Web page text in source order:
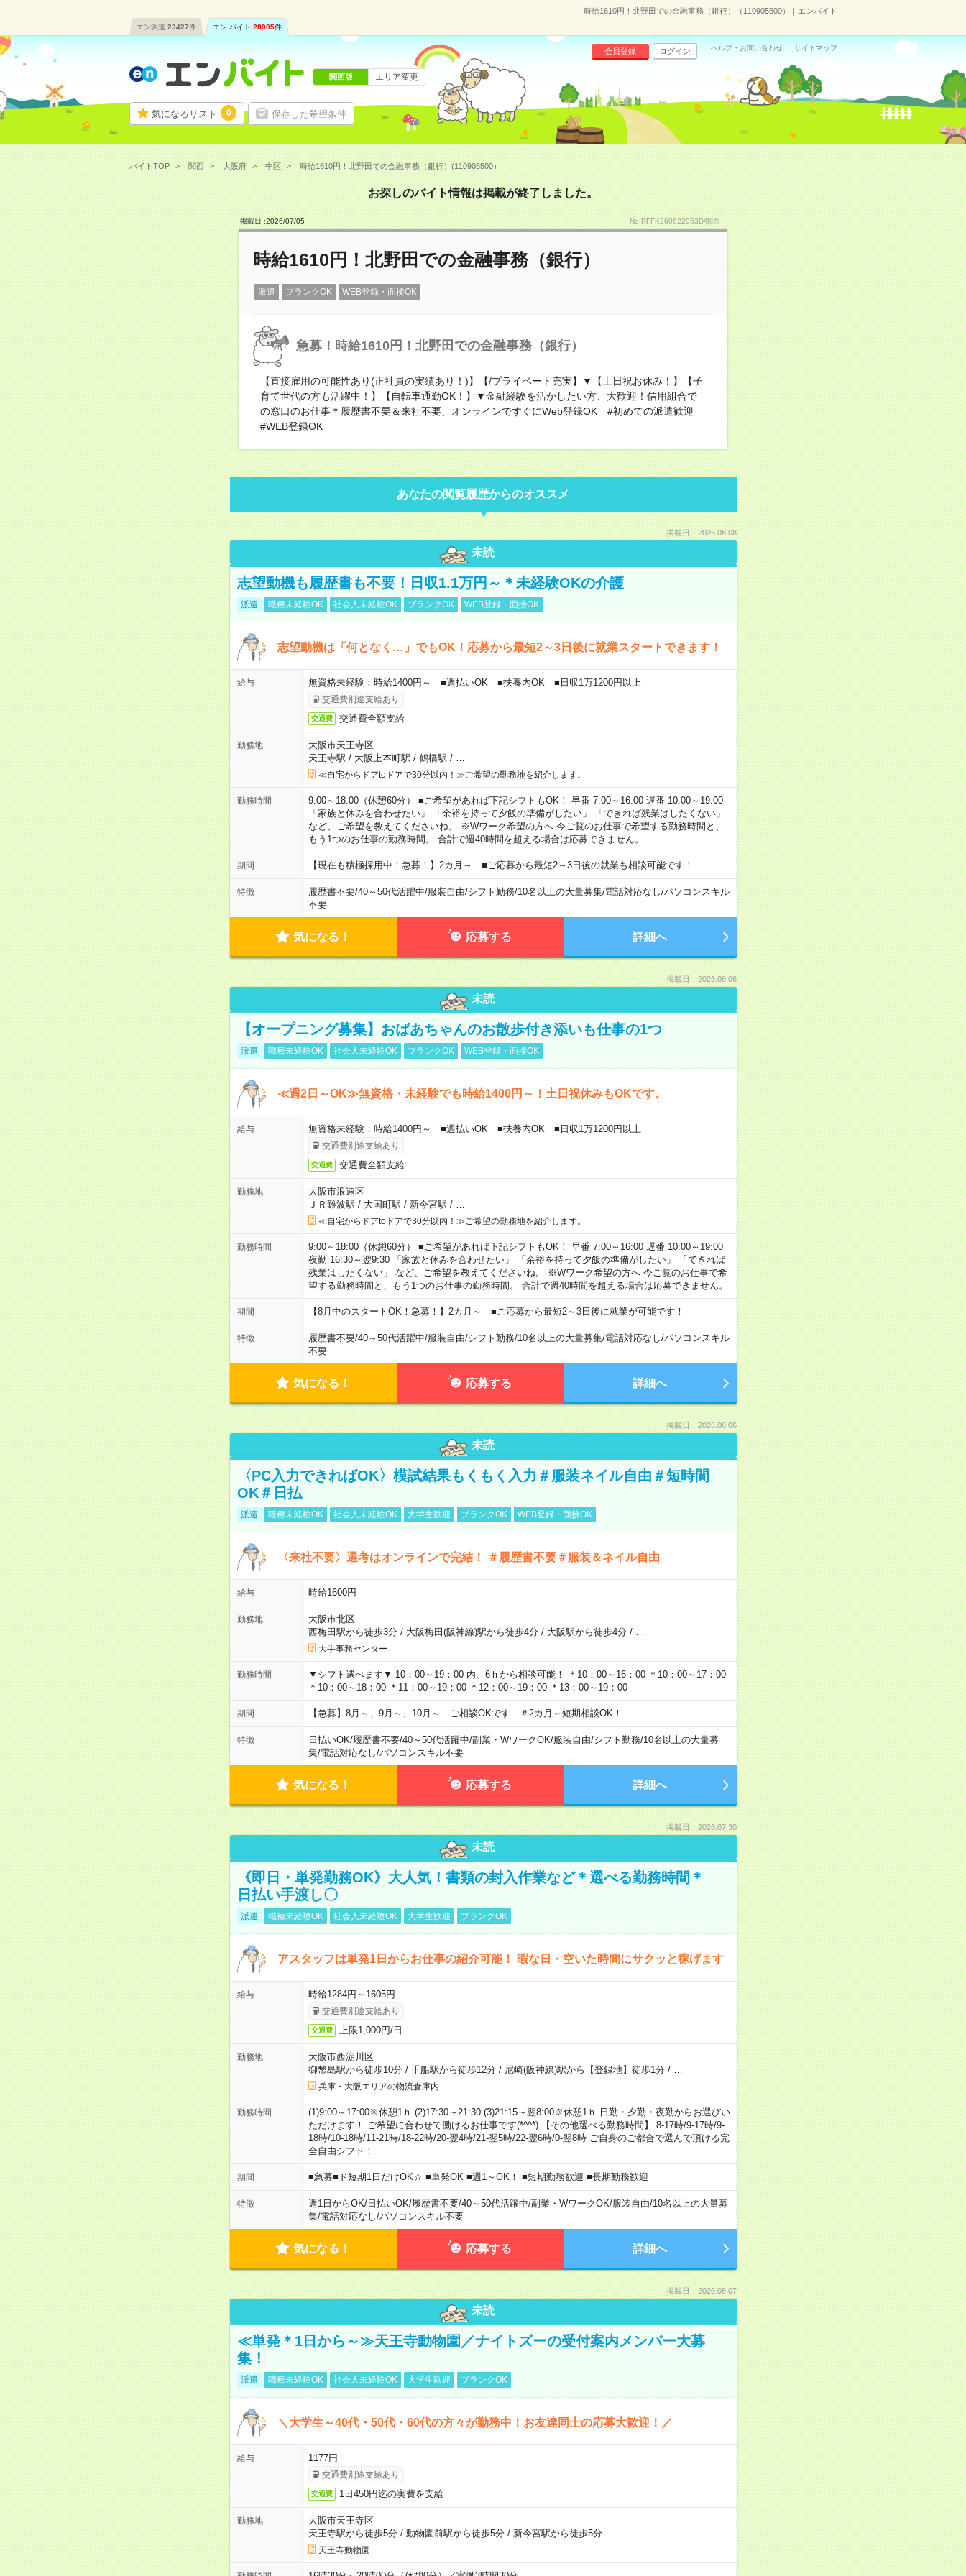
時給1610円！北野田での金融事務（銀行）（110905500）｜エンバイト
エン派遣 23427件 エン バイト 28905件
気になるリスト 0 保存した希望条件
会員登録 ログイン ヘルプ・お問い合わせ サイトマップ
関西版 エリア変更
バイトTOP 関西 大阪府 中区 時給1610円！北野田での金融事務（銀行）(110905500）
お探しのバイト情報は掲載が終了しました。
掲載日 :2026/07/05 No.RFFK260622053D/関西
時給1610円！北野田での金融事務（銀行）
派遣 ブランクOK WEB登録・面接OK
急募！時給1610円！北野田での金融事務（銀行）
【直接雇用の可能性あり(正社員の実績あり！)】【/プライベート充実】▼【土日祝お休み！】【子
育て世代の方も活躍中！】【自転車通勤OK！】▼金融経験を活かしたい方、大歓迎！信用組合で
の窓口のお仕事＊履歴書不要＆来社不要、オンラインですぐにWeb登録OK #初めての派遣歓迎
#WEB登録OK
あなたの閲覧履歴からのオススメ
掲載日：2026.08.08
未読
志望動機も履歴書も不要！日収1.1万円～＊未経験OKの介護
派遣 職種未経験OK 社会人未経験OK ブランクOK WEB登録・面接OK
志望動機は「何となく…」でもOK！応募から最短2～3日後に就業スタートできます！
給与 無資格未経験：時給1400円～ ■週払いOK ■扶養内OK ■日収1万1200円以上
交通費別途支給あり
交通費 交通費全額支給
勤務地
大阪市天王寺区
天王寺駅 / 大阪上本町駅 / 鶴橋駅 /
≪自宅からドアtoドアで30分以内！≫ご希望の勤務地を紹介します。
勤務時間
9:00～18:00（休憩60分） ■ご希望があれば下記シフトもOK！ 早番 7:00～16:00 遅番 10:00～19:00
「家族と休みを合わせたい」 「余裕を持って夕飯の準備がしたい」 「できれば残業はしたくない」
など、ご希望を教えてくださいね。 ※Wワーク希望の方へ 今ご覧のお仕事で希望する勤務時間と、
もう1つのお仕事の勤務時間。 合計で週40時間を超える場合は応募できません。
期間 【現在も積極採用中！急募！】2カ月～ ■ご応募から最短2～3日後の就業も相談可能です！
特徴 履歴書不要/40～50代活躍中/服装自由/シフト勤務/10名以上の大量募集/電話対応なし/パソコンスキル
不要
気になる！ 応募する 詳細へ
掲載日：2026.08.06
未読
【オープニング募集】おばあちゃんのお散歩付き添いも仕事の1つ
派遣 職種未経験OK 社会人未経験OK ブランクOK WEB登録・面接OK
≪週2日～OK≫無資格・未経験でも時給1400円～！土日祝休みもOKです。
給与 無資格未経験：時給1400円～ ■週払いOK ■扶養内OK ■日収1万1200円以上
交通費別途支給あり
交通費 交通費全額支給
勤務地
大阪市浪速区
ＪＲ難波駅 / 大国町駅 / 新今宮駅 /
≪自宅からドアtoドアで30分以内！≫ご希望の勤務地を紹介します。
勤務時間
9:00～18:00（休憩60分） ■ご希望があれば下記シフトもOK！ 早番 7:00～16:00 遅番 10:00～19:00
夜勤 16:30～翌9:30 「家族と休みを合わせたい」 「余裕を持って夕飯の準備がしたい」 「できれば
残業はしたくない」 など、ご希望を教えてくださいね。 ※Wワーク希望の方へ 今ご覧のお仕事で希
望する勤務時間と、もう1つのお仕事の勤務時間。 合計で週40時間を超える場合は応募できません。
期間 【8月中のスタートOK！急募！】2カ月～ ■ご応募から最短2～3日後に就業が可能です！
特徴 履歴書不要/40～50代活躍中/服装自由/シフト勤務/10名以上の大量募集/電話対応なし/パソコンスキル
不要
気になる！ 応募する 詳細へ
掲載日：2026.08.06
未読
〈PC入力できればOK〉模試結果もくもく入力＃服装ネイル自由＃短時間
OK＃日払
派遣 職種未経験OK 社会人未経験OK 大学生歓迎 ブランクOK WEB登録・面接OK
〈来社不要〉選考はオンラインで完結！ ＃履歴書不要＃服装＆ネイル自由
給与 時給1600円
勤務地
大阪市北区
西梅田駅から徒歩3分/ 大阪梅田(阪神線)駅から徒歩4分/ 大阪駅から徒歩4分/
大手事務センター
勤務時間
▼シフト選べます▼ 10：00～19：00 内、6ｈから相談可能！ ＊10：00～16：00 ＊10：00～17：00
＊10：00～18：00 ＊11：00～19：00 ＊12：00～19：00 ＊13：00～19：00
期間 【急募】8月～、9月～、10月～ ご相談OKです ＃2カ月～短期相談OK！
特徴 日払いOK/履歴書不要/40～50代活躍中/副業・WワークOK/服装自由/シフト勤務/10名以上の大量募
集/電話対応なし/パソコンスキル不要
気になる！ 応募する 詳細へ
掲載日：2026.07.30
未読
《即日・単発勤務OK》大人気！書類の封入作業など＊選べる勤務時間＊
日払い手渡し〇
派遣 職種未経験OK 社会人未経験OK 大学生歓迎 ブランクOK
アスタッフは単発1日からお仕事の紹介可能！ 暇な日・空いた時間にサクッと稼げます
給与 時給1284円～1605円
交通費別途支給あり
交通費 上限1,000円/日
勤務地
大阪市西淀川区
御幣島駅から徒歩10分/ 千船駅から徒歩12分/ 尼崎(阪神線)駅から【登録地】徒歩1分/
兵庫・大阪エリアの物流倉庫内
勤務時間
(1)9:00～17:00※休憩1ｈ (2)17:30～21:30 (3)21:15～翌8:00※休憩1ｈ 日勤・夕勤・夜勤からお選びい
ただけます！ ご希望に合わせて働けるお仕事です(*^^*) 【その他選べる勤務時間】 8-17時/9-17時/9-
18時/10-18時/11-21時/18-22時/20-翌4時/21-翌5時/22-翌6時/0-翌8時 ご自身のご都合で選んで頂ける完
全自由シフト！
期間 ■急募■ド短期1日だけOK☆ ■単発OK ■週1～OK！ ■短期勤務歓迎 ■長期勤務歓迎
特徴 週1日からOK/日払いOK/履歴書不要/40～50代活躍中/副業・WワークOK/服装自由/10名以上の大量募
集/電話対応なし/パソコンスキル不要
気になる！ 応募する 詳細へ
掲載日：2026.08.07
未読
≪単発＊1日から～≫天王寺動物園／ナイトズーの受付案内メンバー大募
集！
派遣 職種未経験OK 社会人未経験OK 大学生歓迎 ブランクOK
＼大学生～40代・50代・60代の方々が勤務中！お友達同士の応募大歓迎！／
給与 1177円
交通費別途支給あり
交通費 1日450円迄の実費を支給
勤務地
大阪市天王寺区
天王寺駅から徒歩5分/ 動物園前駅から徒歩5分/ 新今宮駅から徒歩5分
天王寺動物園